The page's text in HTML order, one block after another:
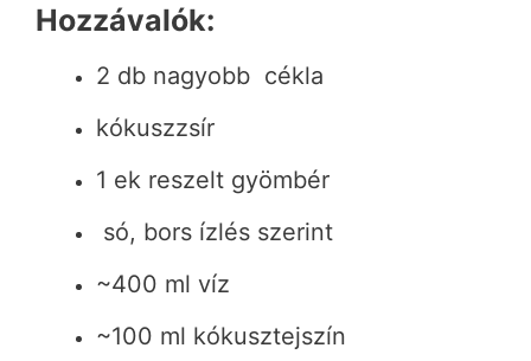
Hozzávalók:
2 db nagyobb cékla
kókuszzsír
1 ek reszelt gyömbér
só, bors ízlés szerint
~400 ml víz
~100 ml kókusztejszín